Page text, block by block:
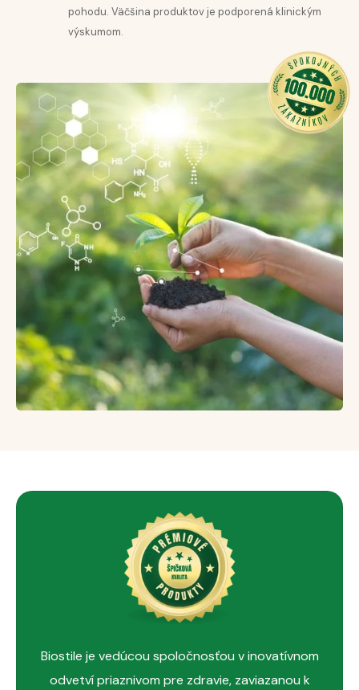
pohodu. Väčšina produktov je podporená klinickým
výskumom.
Biostile je vedúcou spoločnosťou v inovatívnom
odvetví priaznivom pre zdravie, zaviazanou k